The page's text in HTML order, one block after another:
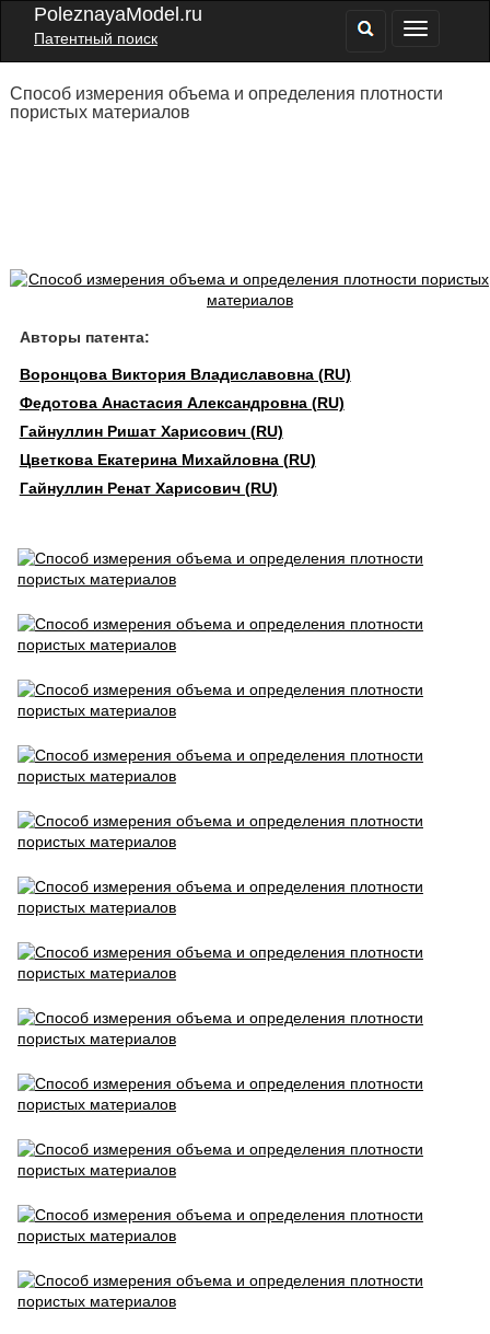
PoleznayaModel.ru
Патентный поиск
Способ измерения объема и определения плотности
пористых материалов
Авторы патента:
Воронцова Виктория Владиславовна (RU)
Федотова Анастасия Александровна (RU)
Гайнуллин Ришат Харисович (RU)
Цветкова Екатерина Михайловна (RU)
Гайнуллин Ренат Харисович (RU)